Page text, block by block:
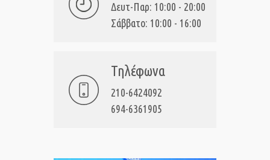
Δευτ-Παρ: 10:00 - 20:00
Σάββατο: 10:00 - 16:00
Τηλέφωνα
210-6424092
694-6361905